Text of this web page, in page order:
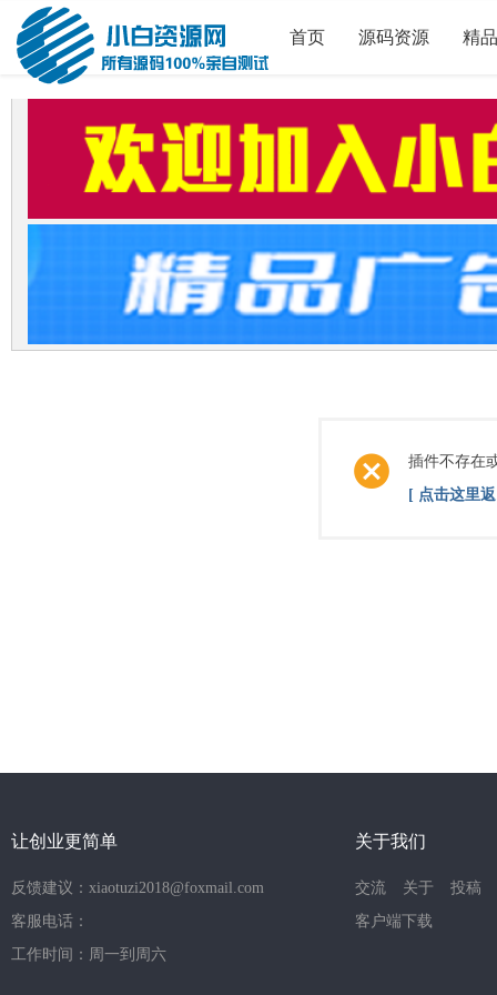
首页 源码资源 精
插件不存在
[ 点击这里
让创业更简单
反馈建议：xiaotuzi2018@foxmail.com
客服电话：
工作时间：周一到周六
关于我们
交流 关于
投稿
客户端下载